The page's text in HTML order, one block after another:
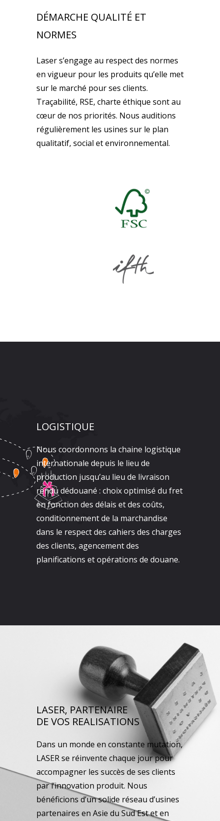
DÉMARCHE QUALITÉ ET
NORMES
Laser s’engage au respect des normes
en vigueur pour les produits qu’elle met
sur le marché pour ses clients.
Traçabilité, RSE, charte éthique sont au
cœur de nos priorités. Nous auditions
régulièrement les usines sur le plan
qualitatif, social et environnemental.
LOGISTIQUE
Nous coordonnons la chaine logistique
internationale depuis le lieu de
production jusqu’au lieu de livraison
rendu dédouané : choix optimisé du fret
en fonction des délais et des coûts,
conditionnement de la marchandise
dans le respect des cahiers des charges
des clients, agencement des
planifications et opérations de douane.
LASER, PARTENAIRE
DE VOS REALISATIONS
Dans un monde en constante mutation,
LASER se réinvente chaque jour pour
accompagner les succès de ses clients
par l’innovation produit. Nous
bénéficions d’un solide réseau d’usines
partenaires en Asie du Sud Est et en